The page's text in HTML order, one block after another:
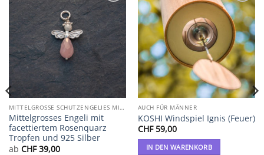
Zur
Wunschliste
hinzufügen
MITTELGROSSE SCHUTZENGELIES MIT 925 SILBER
Mittelgrosses Engeli mit
facettiertem Rosenquarz
Tropfen und 925 Silber
ab CHF39,00
Zur
Wunschliste
hinzufügen
AUCH FÜR MÄNNER
KOSHI Windspiel Ignis (Feuer)
CHF59,00
IN DEN WARENKORB